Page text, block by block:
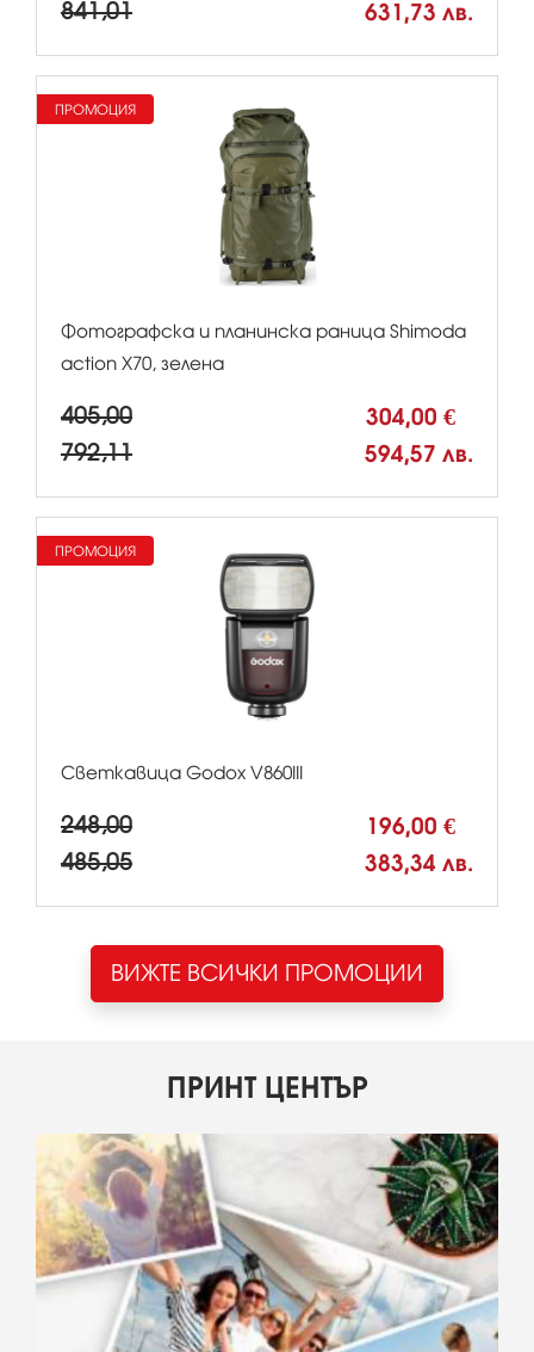
841,01 631,73 лв.
Фотографска и планинска раница Shimoda
action X70, зелена
405,00 304,00 €
792,11 594,57 лв.
ПРОМОЦИЯ
Светкавица Godox V860III
248,00 196,00 €
485,05 383,34 лв.
ПРОМОЦИЯ
ВИЖТЕ ВСИЧКИ ПРОМОЦИИ
ПРИНТ ЦЕНТЪР